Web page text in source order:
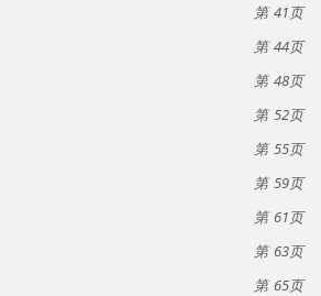
41
44
48
52
55
59
61
63
65